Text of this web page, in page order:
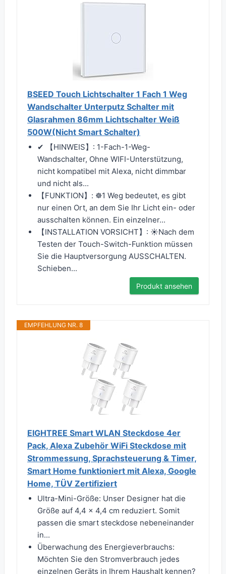
BSEED Touch Lichtschalter 1 Fach 1 Weg
Wandschalter Unterputz Schalter mit
Glasrahmen 86mm Lichtschalter Weiß
500W(Nicht Smart Schalter)
✔ 【HINWEIS】: 1-Fach-1-Weg-
Wandschalter, Ohne WIFI-Unterstützung,
nicht kompatibel mit Alexa, nicht dimmbar
und nicht als...
【FUNKTION】: ☸1 Weg bedeutet, es gibt
nur einen Ort, an dem Sie Ihr Licht ein- oder
ausschalten können. Ein einzelner...
【INSTALLATION VORSICHT】: ☀Nach dem
Testen der Touch-Switch-Funktion müssen
Sie die Hauptversorgung AUSSCHALTEN.
Schieben...
Produkt ansehen
EMPFEHLUNG NR. 8
EIGHTREE Smart WLAN Steckdose 4er
Pack, Alexa Zubehör WiFi Steckdose mit
Strommessung, Sprachsteuerung & Timer,
Smart Home funktioniert mit Alexa, Google
Home, TÜV Zertifiziert
Ultra-Mini-Größe: Unser Designer hat die
Größe auf 4,4 x 4,4 cm reduziert. Somit
passen die smart steckdose nebeneinander
in...
Überwachung des Energieverbrauchs:
Möchten Sie den Stromverbrauch jedes
einzelnen Geräts in Ihrem Haushalt kennen?